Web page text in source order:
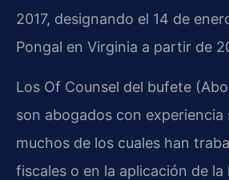
2017, designando el 14 de
Pongal en Virginia a partir de
Los Of Counsel del bufete
son abogados con experiencia
muchos de los cuales han
fiscales o en la aplicación de la